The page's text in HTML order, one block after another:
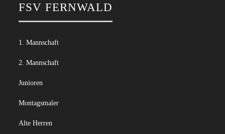
FSV FERNWALD
1. Mannschaft
2. Mannschaft
Junioren
Montagsmaler
Alte Herren